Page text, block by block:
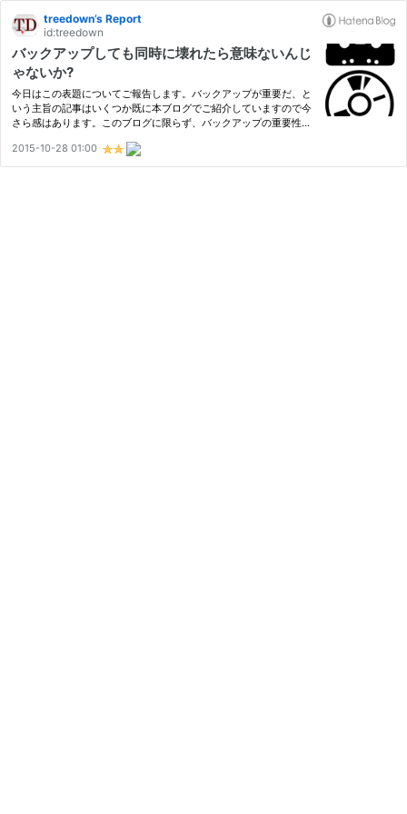
treedown’s Report
id:treedown
バックアップしても同時に壊れたら意味ないんじ
ゃないか?
今日はこの表題についてご報告します。バックアップが重要だ、と
いう主旨の記事はいくつか既に本ブログでご紹介していますので今
さら感はあります。このブログに限らず、バックアップの重要性を
うです。「バックアップを用意していても、マスタとバックアッ…
2015-10-28 01:00